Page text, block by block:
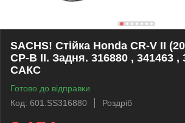
SACHS! Стійка Honda CR-V II
СР-В II. Задня. 316880 , 341463 ,
САКС
Готово до відправки
Код: 601.SS316880
Роздріб